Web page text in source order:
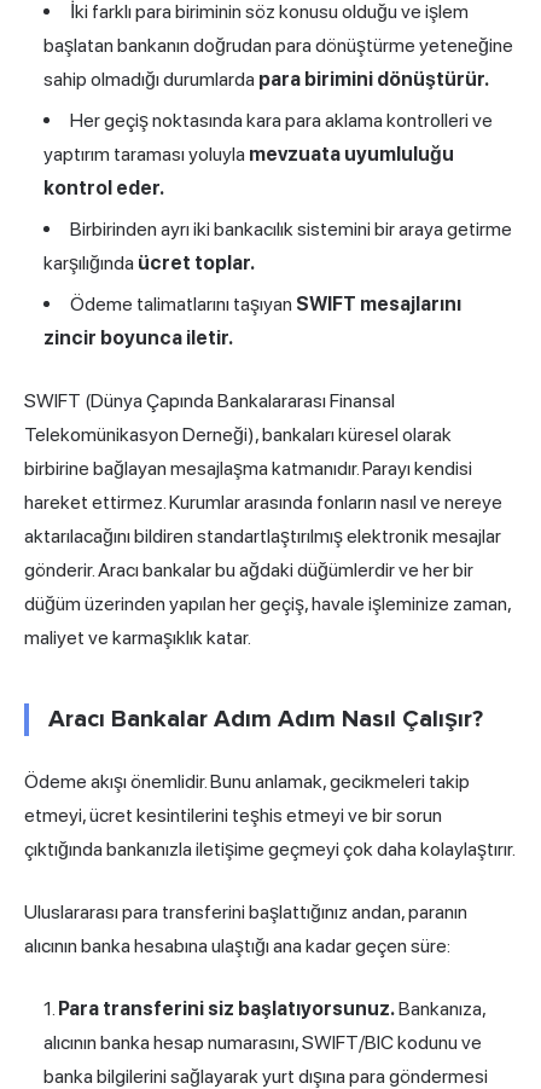
İki farklı para biriminin söz konusu olduğu ve işlem
başlatan bankanın doğrudan para dönüştürme yeteneğine
sahip olmadığı durumlarda para birimini dönüştürür.
Her geçiş noktasında kara para aklama kontrolleri ve
yaptırım taraması yoluyla mevzuata uyumluluğu
kontrol eder.
Birbirinden ayrı iki bankacılık sistemini bir araya getirme
karşılığında ücret toplar.
Ödeme talimatlarını taşıyan SWIFT mesajlarını
zincir boyunca iletir.
SWIFT (Dünya Çapında Bankalararası Finansal
Telekomünikasyon Derneği), bankaları küresel olarak
birbirine bağlayan mesajlaşma katmanıdır. Parayı kendisi
hareket ettirmez. Kurumlar arasında fonların nasıl ve nereye
aktarılacağını bildiren standartlaştırılmış elektronik mesajlar
gönderir. Aracı bankalar bu ağdaki düğümlerdir ve her bir
düğüm üzerinden yapılan her geçiş, havale işleminize zaman,
maliyet ve karmaşıklık katar.
Aracı Bankalar Adım Adım Nasıl Çalışır?
Ödeme akışı önemlidir. Bunu anlamak, gecikmeleri takip
etmeyi, ücret kesintilerini teşhis etmeyi ve bir sorun
çıktığında bankanızla iletişime geçmeyi çok daha kolaylaştırır.
Uluslararası para transferini başlattığınız andan, paranın
alıcının banka hesabına ulaştığı ana kadar geçen süre:
Para transferini siz başlatıyorsunuz.Bankanıza,
alıcının banka hesap numarasını, SWIFT/BIC kodunu ve
banka bilgilerini sağlayarak yurt dışına para göndermesi